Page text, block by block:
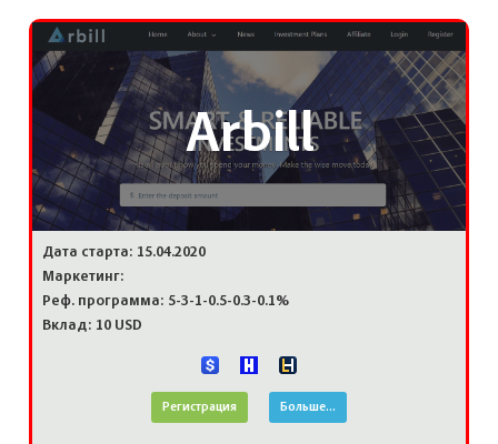
Arbill
Дата старта: 15.04.2020
Маркетинг:
Реф. программа: 5-3-1-0.5-0.3-0.1%
Вклад: 10 USD
Регистрация Больше...